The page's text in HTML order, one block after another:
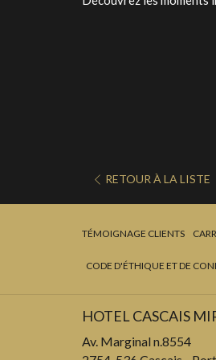
RETOUR À LA LISTE
TÉMOIGNAGE CLIENTS
CODE D'ÉTHIQUE ET DE
HOTEL CASCAIS
Av. Marginal n.8554